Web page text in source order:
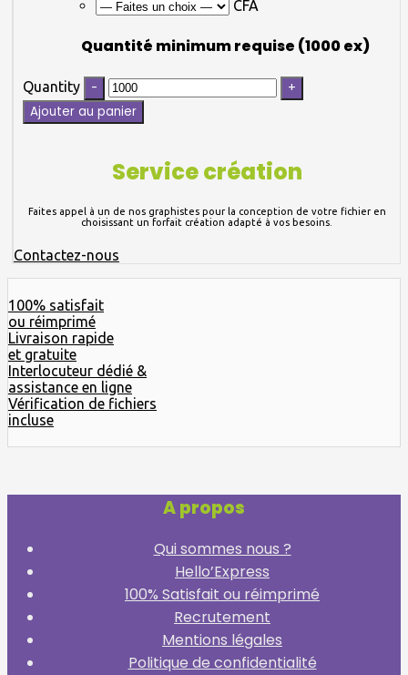
CFA
Quantité minimum requise (1000 ex)
Quantity
Ajouter au panier
Service création
Faites appel à un de nos graphistes pour la conception de votre fichier en
choisissant un forfait création adapté à vos besoins.
Contactez-nous
100% satisfait
ou réimprimé
Livraison rapide
et gratuite
Interlocuteur dédié &
assistance en ligne
Vérification de fichiers
incluse
A propos
Qui sommes nous ?
Hello’Express
100% Satisfait ou réimprimé
Recrutement
Mentions légales
Politique de confidentialité